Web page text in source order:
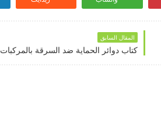
المقال السابق
كتاب دوائر الحماية ضد السرقة بالمركبات